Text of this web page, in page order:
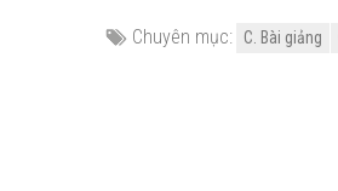
Chuyên mục: C. Bài giảng